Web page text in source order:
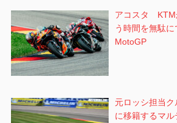
アコスタ KTM
う時間を無駄に
MotoGP
元ロッシ担当
に移籍するマ